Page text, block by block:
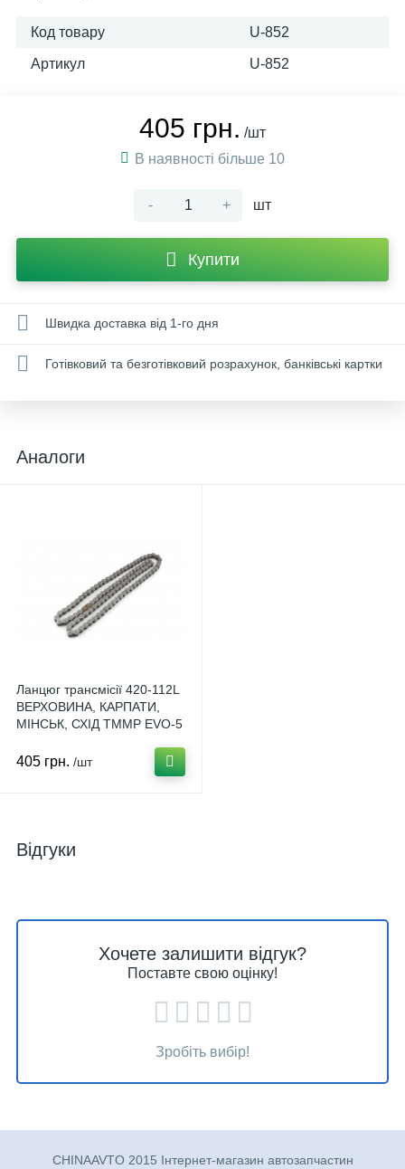
Код товару U-852
Артикул U-852
405 грн. /шт
В наявності більше 10
- + шт
Купити
Швидка доставка від 1-го дня
Готівковий та безготівковий розрахунок, банківські картки
Аналоги
Ланцюг трансмісії 420-112L
ВЕРХОВИНА, КАРПАТИ,
МІНСЬК, СХІД TMMP EVO-5
405 грн. /шт
Відгуки
Хочете залишити відгук?
Поставте свою оцінку!
Зробіть вибір!
CHINAAVTO 2015 Інтернет-магазин автозапчастин